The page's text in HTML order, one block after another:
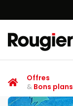
Rougier & Plé
Offres
&Bons plans